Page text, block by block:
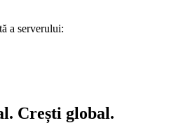
a serverului:
Crești global.